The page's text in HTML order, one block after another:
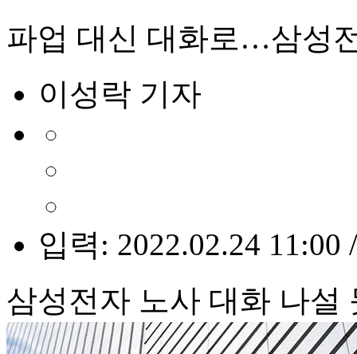
파업 대신 대화로…삼성
이성락 기자
입력: 2022.02.24 11:00
삼성전자 노사 대화 나